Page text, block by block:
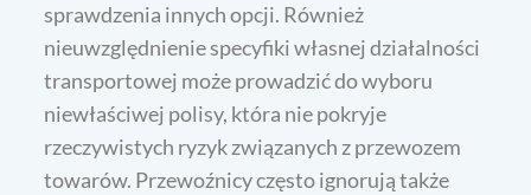
sprawdzenia innych opcji. Również
nieuwzględnienie specyfiki własnej działalności
transportowej może prowadzić do wyboru
niewłaściwej polisy, która nie pokryje
rzeczywistych ryzyk związanych z przewozem
towarów. Przewoźnicy często ignorują także